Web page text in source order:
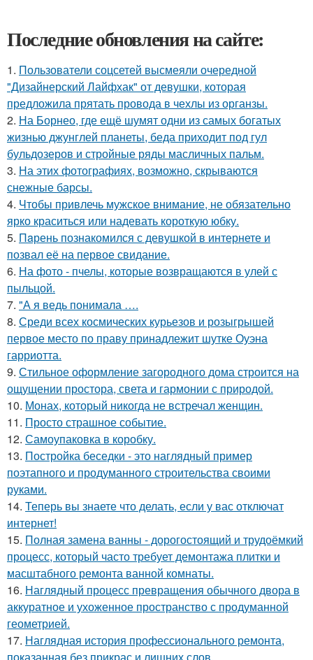
Последние обновления на сайте:
1. Пользователи соцсетей высмеяли очередной
"Дизайнерский Лайфхак" от девушки, которая
предложила прятать провода в чехлы из органзы.
2. На Борнео, где ещё шумят одни из самых богатых
жизнью джунглей планеты, беда приходит под гул
бульдозеров и стройные ряды масличных пальм.
3. На этих фотографиях, возможно, скрываются
снежные барсы.
4. Чтобы привлечь мужское внимание, не обязательно
ярко краситься или надевать короткую юбку.
5. Пaрень познакомился с девушкой в интернете и
позвал её на первое свидание.
6. На фото - пчелы, которые возвращаются в улей с
пыльцой.
7. "А я ведь понимала ….
8. Среди всех космических курьезов и розыгрышей
первое место по праву принадлежит шутке Оуэна
гарриотта.
9. Стильное оформление загородного дома строится на
ощущении простора, света и гармонии с природой.
10. Монах, который никогда не встречал женщин.
11. Просто страшное событие.
12. Самоупаковка в коробку.
13. Постройка беседки - это наглядный пример
поэтапного и продуманного строительства своими
руками.
14. Теперь вы знаете что делать, если у вас отключат
интернет!
15. Полная замена ванны - дорогостоящий и трудоёмкий
процесс, который часто требует демонтажа плитки и
масштабного ремонта ванной комнаты.
16. Наглядный процесс превращения обычного двора в
аккуратное и ухоженное пространство с продуманной
геометрией.
17. Наглядная история профессионального ремонта,